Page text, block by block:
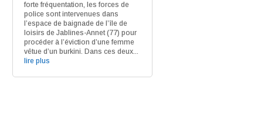
forte fréquentation, les forces de
police sont intervenues dans
l’espace de baignade de l’île de
loisirs de Jablines-Annet (77) pour
procéder à l’éviction d’une femme
vêtue d’un burkini. Dans ces deux...
lire plus